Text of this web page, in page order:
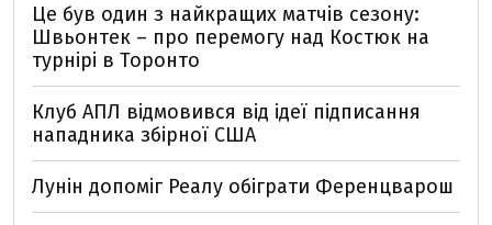
Це був один з найкращих матчів сезону:
Швьонтек – про перемогу над Костюк на
турнірі в Торонто
Клуб АПЛ відмовився від ідеї підписання
нападника збірної США
Лунін допоміг Реалу обіграти Ференцварош